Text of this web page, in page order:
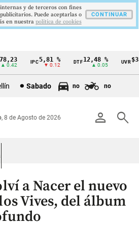
5,81 %
▼ 0.12
DTF12,48 %
▲ 0.05
UVR
Sabado no no
person search
, 8 de Agosto de 2026
a Nacer el nuevo
Vives, del álbum
y de terceros con fines
Puede aceptarlas o
en nuestra politica de cookies
CONTINUAR